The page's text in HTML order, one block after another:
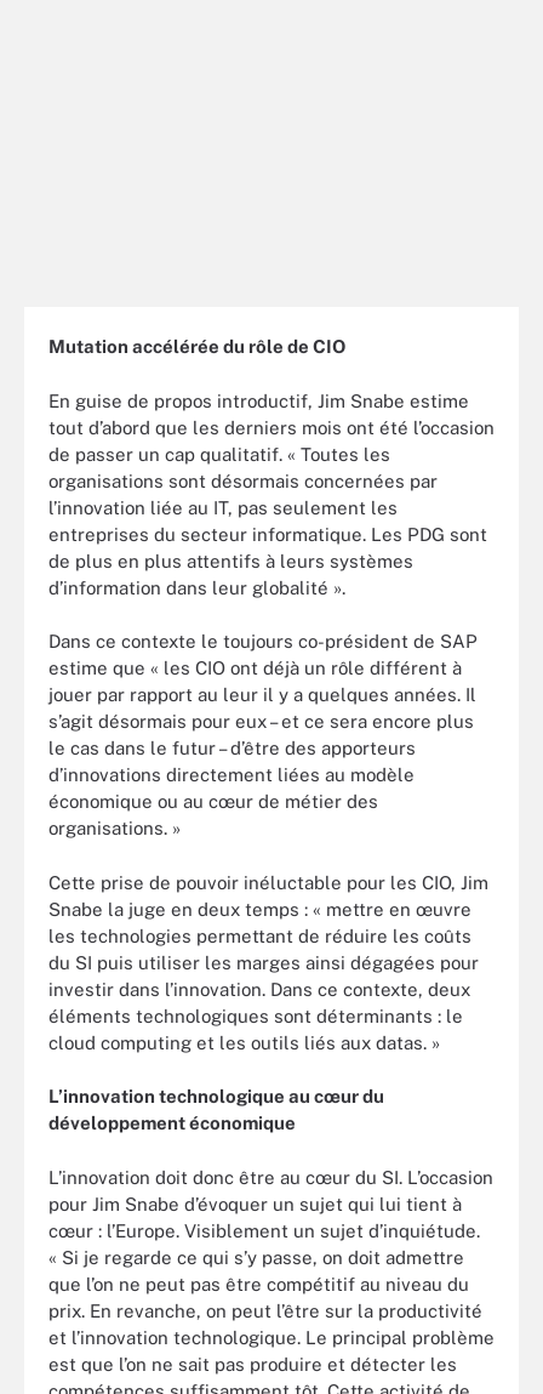
Mutation accélérée du rôle de CIO
En guise de propos introductif, Jim Snabe estime
tout d’abord que les derniers mois ont été l’occasion
de passer un cap qualitatif. « Toutes les
organisations sont désormais concernées par
l’innovation liée au IT, pas seulement les
entreprises du secteur informatique. Les PDG sont
de plus en plus attentifs à leurs systèmes
d’information dans leur globalité ».
Dans ce contexte le toujours co-président de SAP
estime que « les CIO ont déjà un rôle différent à
jouer par rapport au leur il y a quelques années. Il
s’agit désormais pour eux – et ce sera encore plus
le cas dans le futur – d’être des apporteurs
d’innovations directement liées au modèle
économique ou au cœur de métier des
organisations. »
Cette prise de pouvoir inéluctable pour les CIO, Jim
Snabe la juge en deux temps : « mettre en œuvre
les technologies permettant de réduire les coûts
du SI puis utiliser les marges ainsi dégagées pour
investir dans l’innovation. Dans ce contexte, deux
éléments technologiques sont déterminants : le
cloud computing et les outils liés aux datas. »
L’innovation technologique au cœur du
développement économique
L’innovation doit donc être au cœur du SI. L’occasion
pour Jim Snabe d’évoquer un sujet qui lui tient à
cœur : l’Europe. Visiblement un sujet d’inquiétude.
« Si je regarde ce qui s’y passe, on doit admettre
que l’on ne peut pas être compétitif au niveau du
prix. En revanche, on peut l’être sur la productivité
et l’innovation technologique. Le principal problème
est que l’on ne sait pas produire et détecter les